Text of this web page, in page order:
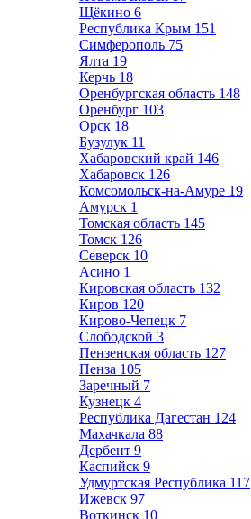
Щёкино 6
Республика Крым 151
Симферополь 75
Ялта 19
Керчь 18
Оренбургская область 148
Оренбург 103
Орск 18
Бузулук 11
Хабаровский край 146
Хабаровск 126
Комсомольск-на-Амуре 19
Амурск 1
Томская область 145
Томск 126
Северск 10
Асино 1
Кировская область 132
Киров 120
Кирово-Чепецк 7
Слободской 3
Пензенская область 127
Пенза 105
Заречный 7
Кузнецк 4
Республика Дагестан 124
Махачкала 88
Дербент 9
Каспийск 9
Удмуртская Республика 117
Ижевск 97
Воткинск 10